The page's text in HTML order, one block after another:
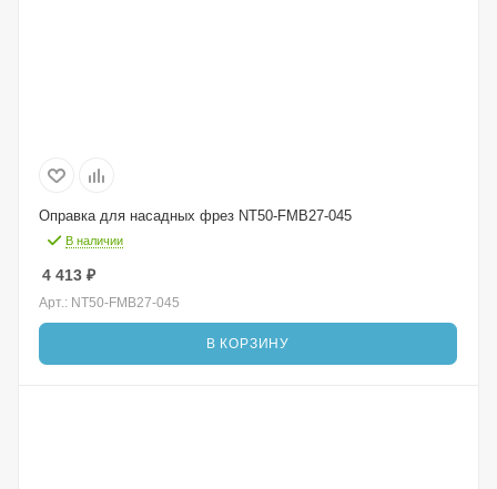
Оправка для насадных фрез NT50-FMB27-045
В наличии
4 413 ₽
Арт.: NT50-FMB27-045
В КОРЗИНУ